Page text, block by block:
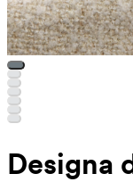
Designa